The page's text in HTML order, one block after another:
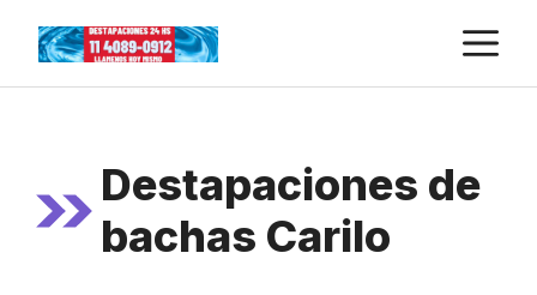
content
Destapaciones de
bachas Carilo